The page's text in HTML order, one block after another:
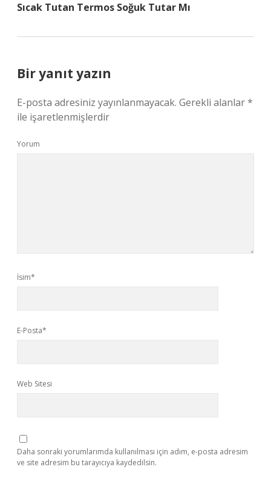
Sıcak Tutan Termos Soğuk Tutar Mı
Bir yanıt yazın
E-posta adresiniz yayınlanmayacak. Gerekli alanlar*
ile işaretlenmişlerdir
Yorum
İsim*
E-Posta*
Web Sitesi
Daha sonraki yorumlarımda kullanılması için adım, e-posta adresim
ve site adresim bu tarayıcıya kaydedilsin.